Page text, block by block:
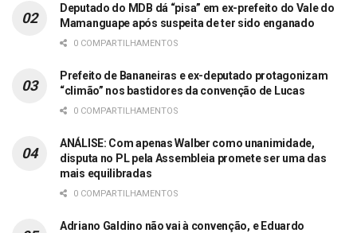
Deputado do MDB dá “pisa” em ex-prefeito do Vale do
Mamanguape após suspeita de ter sido enganado
0 COMPARTILHAMENTOS
Prefeito de Bananeiras e ex-deputado protagonizam
“climão” nos bastidores da convenção de Lucas
0 COMPARTILHAMENTOS
ANÁLISE: Com apenas Walber como unanimidade,
disputa no PL pela Assembleia promete ser uma das
mais equilibradas
0 COMPARTILHAMENTOS
Adriano Galdino não vai à convenção, e Eduardo